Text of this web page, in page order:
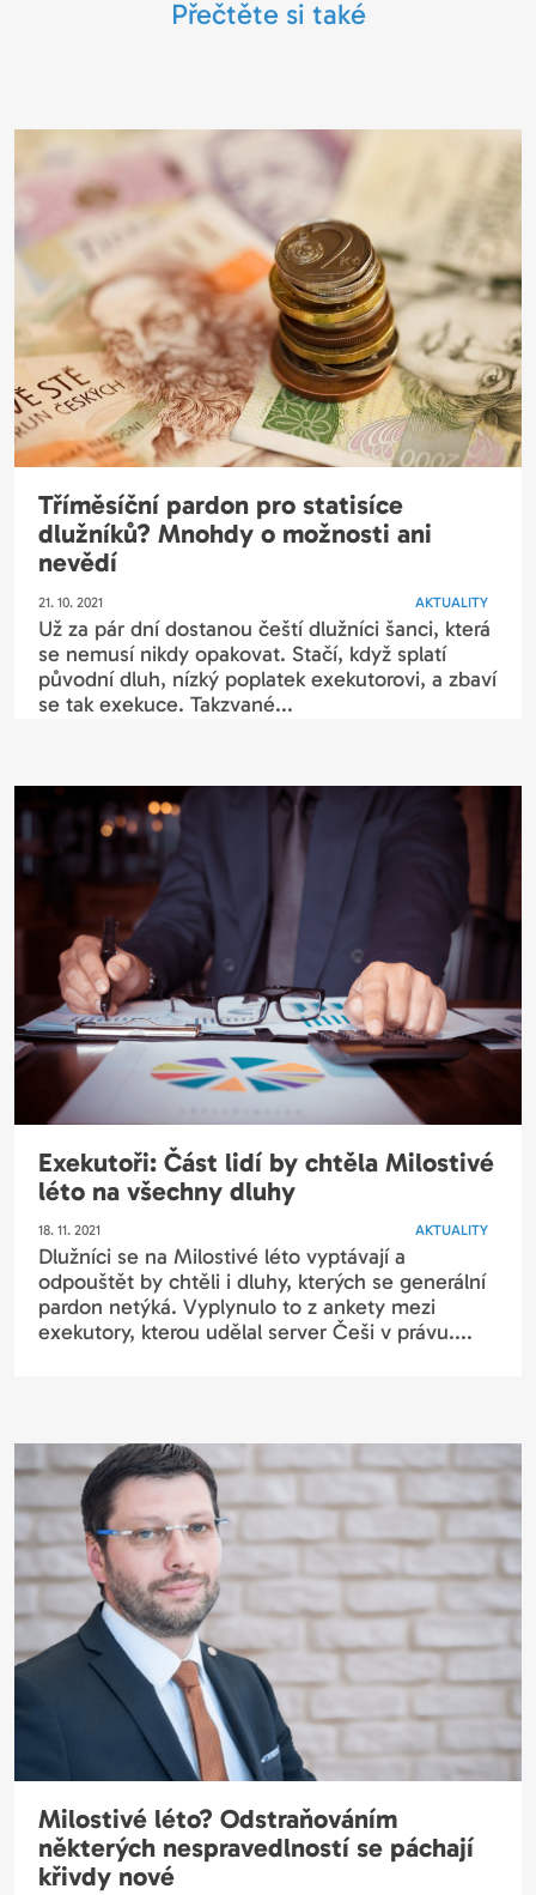
Přečtěte si také
Tříměsíční pardon pro statisíce
dlužníků? Mnohdy o možnosti ani
nevědí
21. 10. 2021 AKTUALITY
Už za pár dní dostanou čeští dlužníci šanci, která
se nemusí nikdy opakovat. Stačí, když splatí
původní dluh, nízký poplatek exekutorovi, a zbaví
se tak exekuce. Takzvané...
Exekutoři: Část lidí by chtěla Milostivé
léto na všechny dluhy
18. 11. 2021 AKTUALITY
Dlužníci se na Milostivé léto vyptávají a
odpouštět by chtěli i dluhy, kterých se generální
pardon netýká. Vyplynulo to z ankety mezi
exekutory, kterou udělal server Češi v právu....
Milostivé léto? Odstraňováním
některých nespravedlností se páchají
křivdy nové